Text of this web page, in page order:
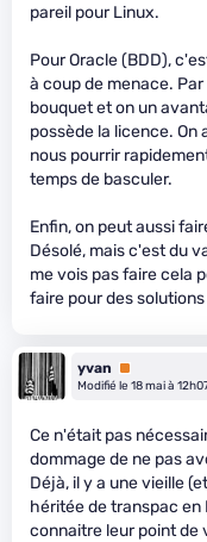
pareil pour Linux.
Pour Oracle (BDD),
à coup de menace.
bouquet et on un
possède la licence. On
nous pourrir
temps de basculer.
Enfin, on peut aussi
Désolé, mais c'est du
me vois pas faire cela
faire pour des
yvan
Premium
Modifié le 18 mai à
Ce n'était pas
dommage de ne pas
Déjà, il y a une vieille
héritée de transpac en
connaitre leur point de